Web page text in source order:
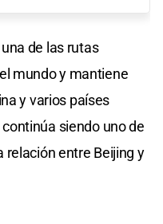
de las rutas
mundo y mantiene
y varios países
siendo uno de
relación entre Beijing y